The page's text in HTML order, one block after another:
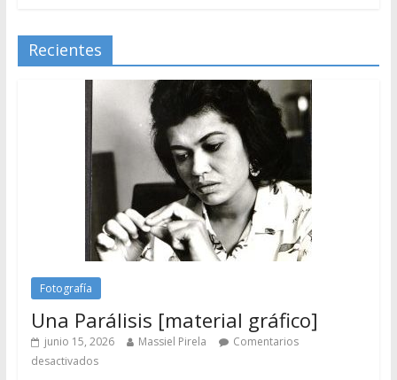
Recientes
Fotografía
Una Parálisis [material gráfico]
junio 15, 2026 Massiel Pirela
Comentarios
desactivados